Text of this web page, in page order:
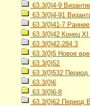
63.3(0)4-9
63.3(0)4-91
63.3(0)41-7
63.3(0)42 Конец
63.3(0)42-284.3
63.3(0)5 Новое
63.3(0)52
63.3(0)532
63.3(0)6
63.3(0)6-8
63.3(0)62 Период